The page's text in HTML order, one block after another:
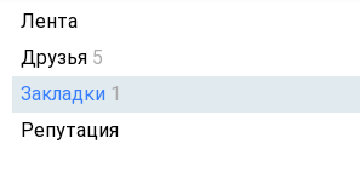
Лента
Друзья 5
Закладки 1
Репутация